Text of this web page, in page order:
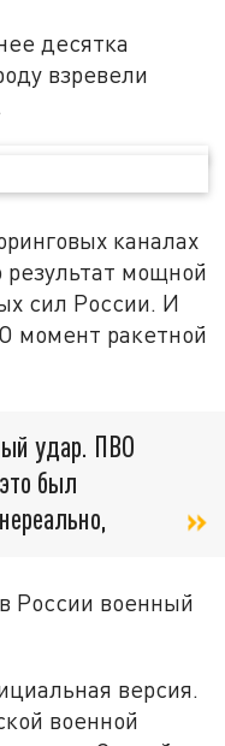
десятка
взревели
каналах
мощной
сил России. И
момент ракетной
удар. ПВО
был
России военный
версия.
военной